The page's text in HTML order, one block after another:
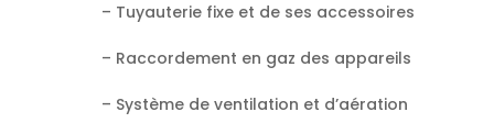
– Tuyauterie fixe et de ses accessoires
– Raccordement en gaz des appareils
– Système de ventilation et d’aération